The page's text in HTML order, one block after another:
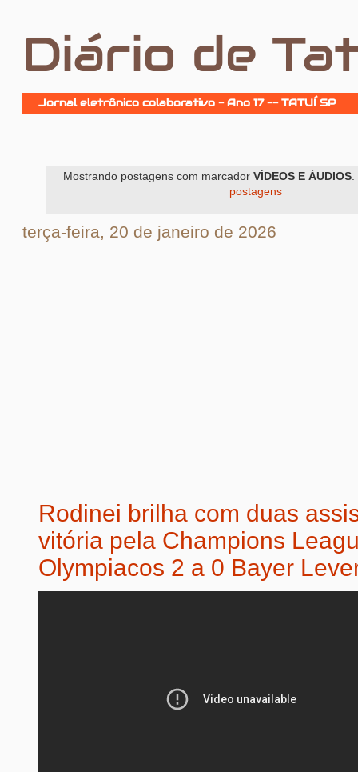
Diário de
Jornal eletrônico colaborativo - Ano 17 -- TATUÍ SP
Mostrando postagens com marcadorVÍDEOS E ÁUDIOS.
postagens
terça-feira, 20 de janeiro de 2026
Rodinei brilha com duas
vitória pela Champions
Olympiacos 2 a 0 Bayer